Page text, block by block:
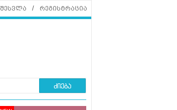
შესვლა რეგისტრაცია
ძიება